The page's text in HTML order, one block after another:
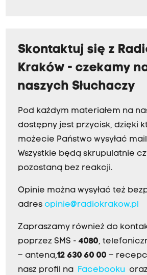
Skontaktuj się z
Kraków - czekamy
naszych Słuchaczy
Pod każdym materiałem na
dostępny jest przycisk, dzięki
możecie Państwo wysyłać
Wszystkie będą skrupulatnie
pozostaną bez reakcji.
Opinie można wysyłać też
adres opinie@radiokrakow.pl
Zapraszamy również do
poprzez SMS - 4080,
– antena,12 630 60 00 –
nasz profil na Facebooku